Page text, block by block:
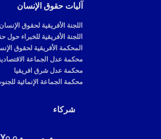
آليات حقوق الإنسان
اللجنة الأفريقية لحقوق
اللجنة الأفريقية للخبراء
المحكمة الأفريقية لحقوق
محكمة عدل الجماعة
محكمة عدل شرق افريقيا
محكمة الجماعة الإنمائية
شركاء